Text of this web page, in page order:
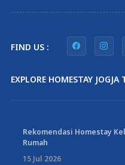
FIND US :
EXPLORE HOMESTAY JOGJA
Rekomendasi Homestay
Rumah
15 Jul 2026